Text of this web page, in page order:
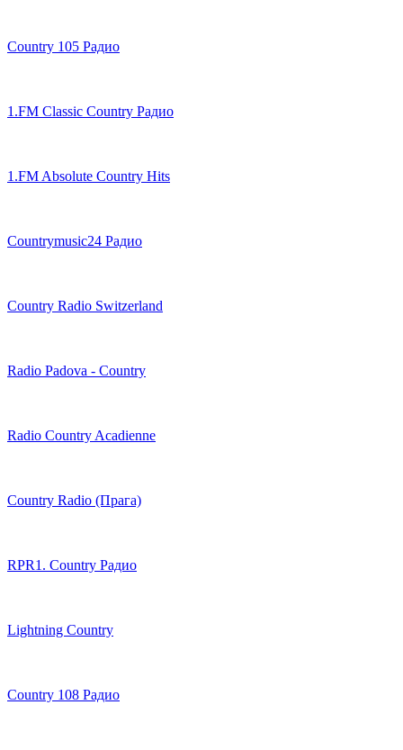
Country 105 Радио
1.FM Classic Country Радио
1.FM Absolute Country Hits
Countrymusic24 Радио
Country Radio Switzerland
Radio Padova - Country
Radio Country Acadienne
Country Radio (Прага)
RPR1. Country Радио
Lightning Country
Country 108 Радио